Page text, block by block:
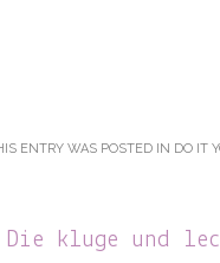
ENTRY WAS POSTED IN DO IT
Die kluge und